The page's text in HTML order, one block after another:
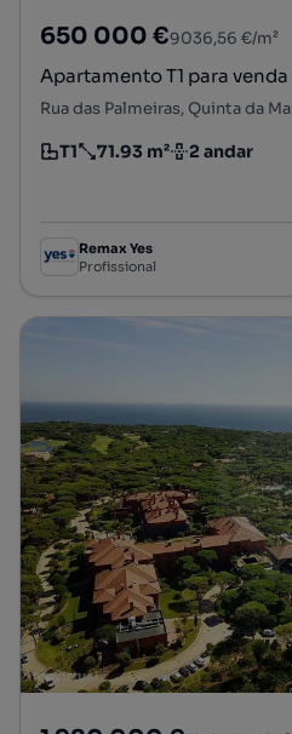
650 000 €9036,56 €/m²
Apartamento T1 para venda
Tipologia
T1
Preço por metro quadrado
71.93 m²
Andar 2 andar
Remax Yes
Profissional